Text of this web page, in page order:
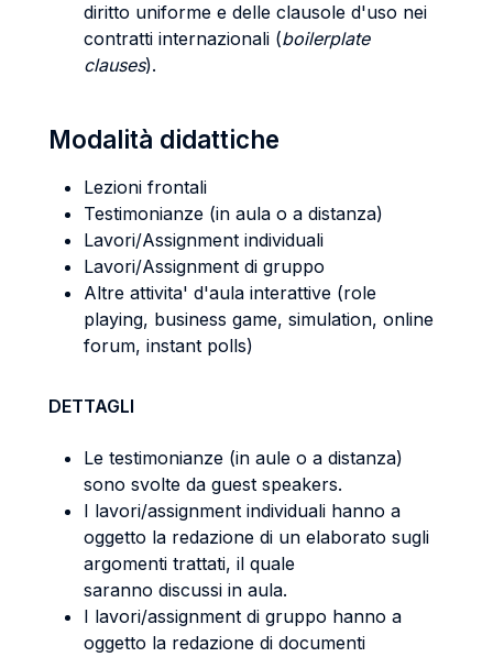
diritto uniforme e delle clausole d'uso nei
contratti internazionali (boilerplate
clauses).
Modalità didattiche
Lezioni frontali
Testimonianze (in aula o a distanza)
Lavori/Assignment individuali
Lavori/Assignment di gruppo
Altre attivita' d'aula interattive (role
playing, business game, simulation, online
forum, instant polls)
DETTAGLI
Le testimonianze (in aule o a distanza)
sono svolte da guest speakers.
I lavori/assignment individuali hanno a
oggetto la redazione di un elaborato sugli
argomenti trattati, il quale
saranno discussi in aula.
I lavori/assignment di gruppo hanno a
oggetto la redazione di documenti